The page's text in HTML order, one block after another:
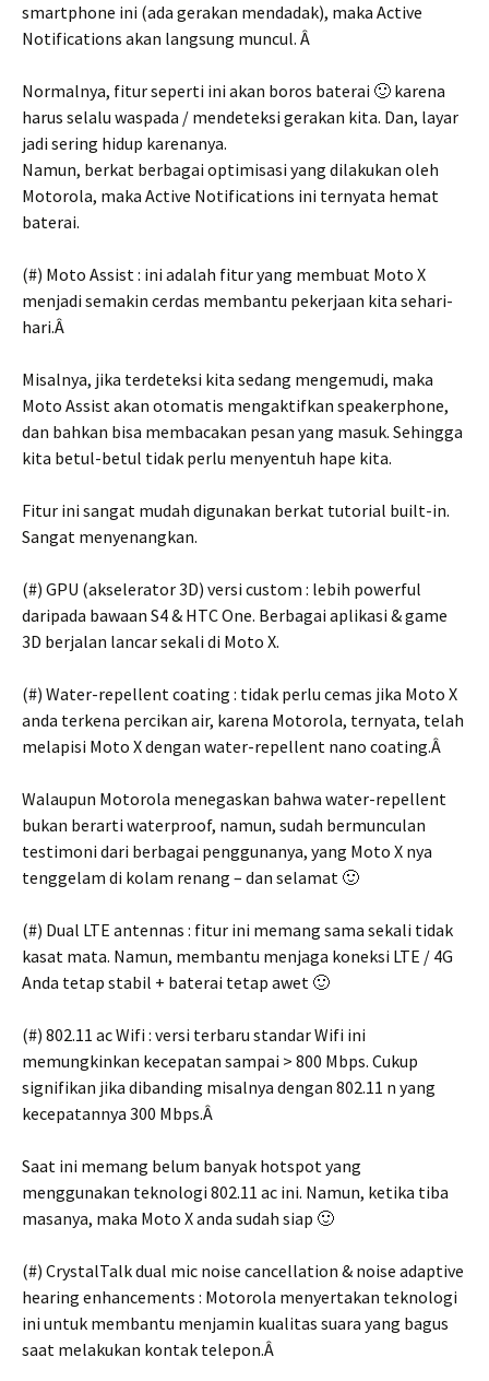
smartphone ini (ada gerakan mendadak), maka Active
Notifications akan langsung muncul. Â
Normalnya, fitur seperti ini akan boros baterai 🙂 karena
harus selalu waspada / mendeteksi gerakan kita. Dan, layar
jadi sering hidup karenanya.
Namun, berkat berbagai optimisasi yang dilakukan oleh
Motorola, maka Active Notifications ini ternyata hemat
baterai.
(#) Moto Assist : ini adalah fitur yang membuat Moto X
menjadi semakin cerdas membantu pekerjaan kita sehari-
hari.Â
Misalnya, jika terdeteksi kita sedang mengemudi, maka
Moto Assist akan otomatis mengaktifkan speakerphone,
dan bahkan bisa membacakan pesan yang masuk. Sehingga
kita betul-betul tidak perlu menyentuh hape kita.
Fitur ini sangat mudah digunakan berkat tutorial built-in.
Sangat menyenangkan.
(#) GPU (akselerator 3D) versi custom : lebih powerful
daripada bawaan S4 & HTC One. Berbagai aplikasi & game
3D berjalan lancar sekali di Moto X.
(#) Water-repellent coating : tidak perlu cemas jika Moto X
anda terkena percikan air, karena Motorola, ternyata, telah
melapisi Moto X dengan water-repellent nano coating.Â
Walaupun Motorola menegaskan bahwa water-repellent
bukan berarti waterproof, namun, sudah bermunculan
testimoni dari berbagai penggunanya, yang Moto X nya
tenggelam di kolam renang – dan selamat 🙂
(#) Dual LTE antennas : fitur ini memang sama sekali tidak
kasat mata. Namun, membantu menjaga koneksi LTE / 4G
Anda tetap stabil + baterai tetap awet 🙂
(#) 802.11 ac Wifi : versi terbaru standar Wifi ini
memungkinkan kecepatan sampai > 800 Mbps. Cukup
signifikan jika dibanding misalnya dengan 802.11 n yang
kecepatannya 300 Mbps.Â
Saat ini memang belum banyak hotspot yang
menggunakan teknologi 802.11 ac ini. Namun, ketika tiba
masanya, maka Moto X anda sudah siap 🙂
(#) CrystalTalk dual mic noise cancellation & noise adaptive
hearing enhancements : Motorola menyertakan teknologi
ini untuk membantu menjamin kualitas suara yang bagus
saat melakukan kontak telepon.Â